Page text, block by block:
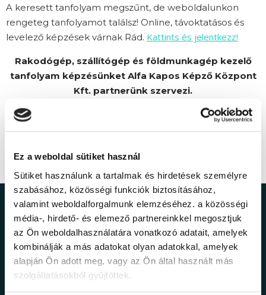
Ez a weboldal sütiket használ
Sütiket használunk a tartalmak és hirdetések személyre
szabásához, közösségi funkciók biztosításához,
valamint weboldalforgalmunk elemzéséhez. a közösségi
média-, hirdető- és elemező partnereinkkel megosztjuk
az Ön weboldalhasználatára vonatkozó adatait, amelyek
kombinálják a más adatokat olyan adatokkal, amelyek
alapján Ön adott meg, vagy az Ön által használt más
szolgáltatásokból gyűjtöttek.
A keresett tanfolyam megszűnt, de weboldalunkon
rengeteg tanfolyamot találsz! Online, távoktatásos és
levelező képzések várnak Rád. Kattints és jelentkezz!
Rakodógép, szállítógép és földmunkagép kezelő
tanfolyam képzésünket Alfa Kapos Képző Központ
Kft. partnerünk szervezi.
Ne maradj le a
legfrissebb
információkról!